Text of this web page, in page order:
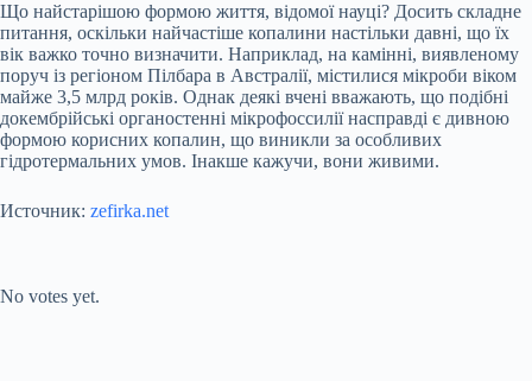
Що найстарішою формою життя, відомої науці? Досить складне
питання, оскільки найчастіше копалини настільки давні, що їх
вік важко точно визначити. Наприклад, на камінні, виявленому
поруч із регіоном Пілбара в Австралії, містилися мікроби віком
майже 3,5 млрд років. Однак деякі вчені вважають, що подібні
докембрійські органостенні мікрофоссилії насправді є дивною
формою корисних копалин, що виникли за особливих
гідротермальних умов. Інакше кажучи, вони живими.
Источник: zefirka.net
No votes yet.